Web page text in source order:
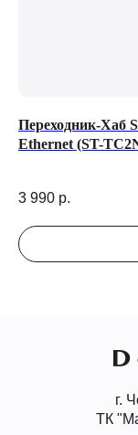
Переходник-Хаб
Ethernet (ST-
3 990 р.
г.
ТК